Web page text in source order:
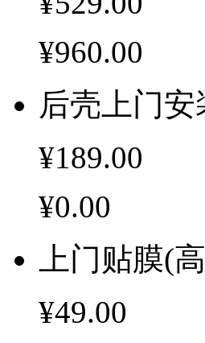
¥960.00
后壳上门
¥189.00
¥0.00
上门贴膜(
¥49.00